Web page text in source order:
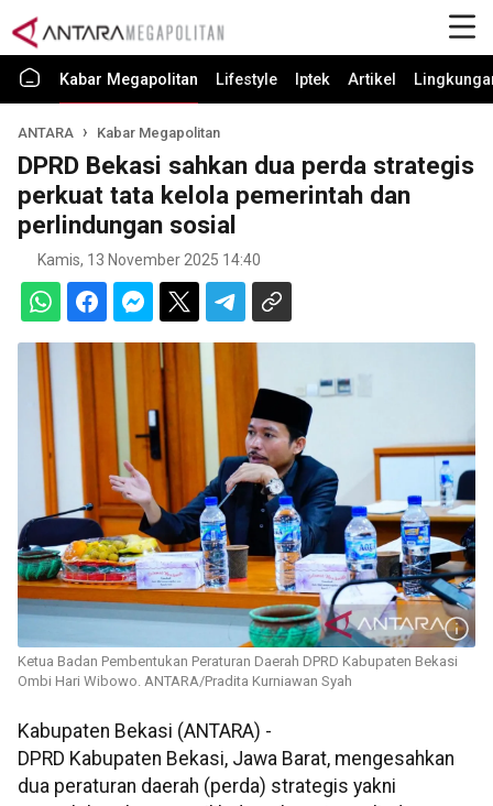
Kabar Megapolitan Lifestyle Iptek Artikel
ANTARA Kabar Megapolitan
DPRD Bekasi sahkan dua perda strategis
perkuat tata kelola pemerintah dan
perlindungan sosial
Kamis, 13 November 2025 14:40
Ketua Badan Pembentukan Peraturan Daerah DPRD Kabupaten Bekasi
Ombi Hari Wibowo. ANTARA/Pradita Kurniawan Syah
Kabupaten Bekasi (ANTARA) -
DPRD Kabupaten Bekasi, Jawa Barat, mengesahkan
dua peraturan daerah (perda) strategis yakni